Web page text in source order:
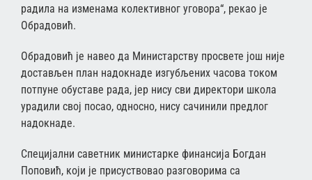
радила на изменама колективног уговора“, рекао је
Обрадовић.
Обрадовић је навео да Министарству просвете још није
достављен план надокнаде изгубљених часова током
потпуне обуставе рада, јер нису сви директори школа
урадили свој посао, односно, нису сачинили предлог
надокнаде.
Специјални саветник министарке финансија Богдан
Поповић, који је присуствовао разговорима са